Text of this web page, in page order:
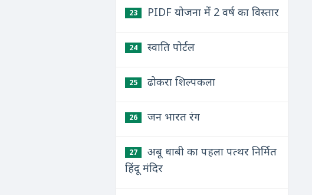
23 PIDF योजना में 2 वर्ष का विस्तार
24 स्वाति पोर्टल
25 ढोकरा शिल्पकला
26 जन भारत रंग
27
अबू धाबी का पहला पत्थर निर्मित
हिंदू मंदिर